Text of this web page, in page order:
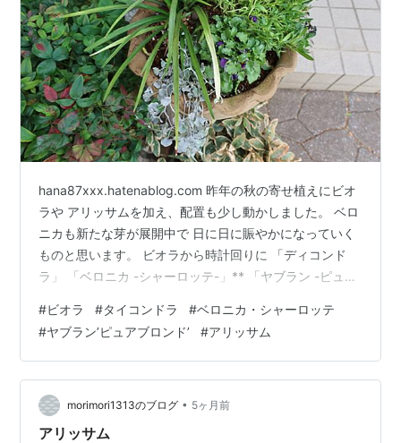
hana87xxx.hatenablog.com 昨年の秋の寄せ植えにビオ
ラや アリッサムを加え、配置も少し動かしました。 ベロ
ニカも新たな芽が展開中で 日に日に賑やかになっていく
ものと思います。 ビオラから時計回りに 「ディコンド
ラ」 「ベロニカ -シャーロッテ-」** 「ヤブラン -ピュア
す。 **ベロニカは寒さに当たり枯れた 地上部をcut。新
芽の吹き始めた状態。(上) 2／23 作り替え直後
#ビオラ #タイコンドラ #ベロニカ・シャーロッテ
#ヤブラン’ピュアブロンド’ #アリッサム
morimori1313のブログ • 5ヶ月前
アリッサム